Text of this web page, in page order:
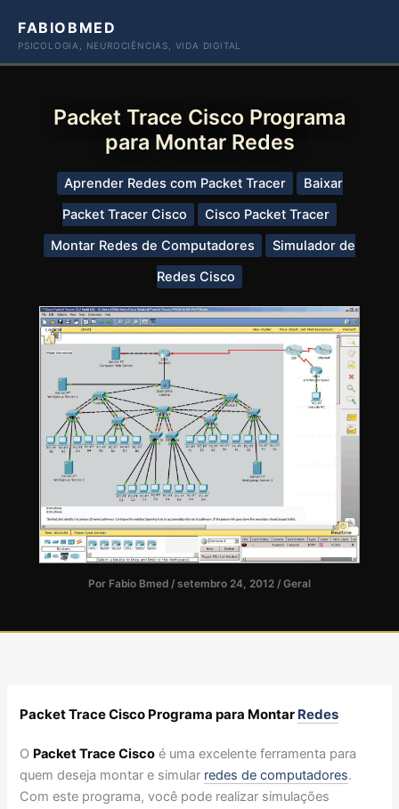
paraFABIOBMED
PSICOLOGIA, NEUROCIÊNCIAS, VIDA DIGITAL
Packet Trace Cisco Programa
para Montar Redes
Aprender Redes com Packet Tracer
Baixar
Packet Tracer Cisco
Cisco Packet Tracer
Montar Redes de Computadores
Simulador de
Redes Cisco
Por Fabio Bmed / setembro 24, 2012 / Geral
Packet Trace Cisco Programa para Montar Redes
O Packet Trace Cisco é uma excelente ferramenta para
quem deseja montar e simular redes de computadores.
Com este programa, você pode realizar simulações